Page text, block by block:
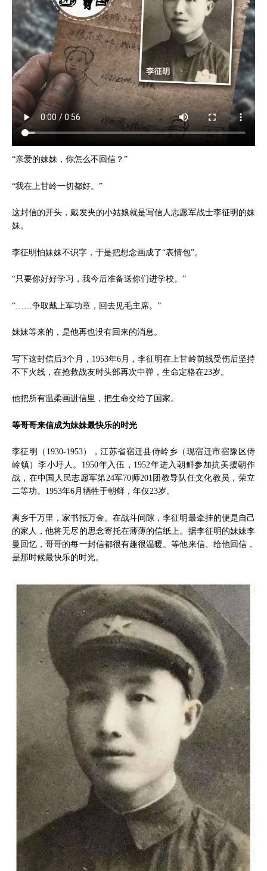
“亲爱的妹妹，你怎么不回信？”
“我在上甘岭一切都好。”
这封信的开头，戴发夹的小姑娘就是写信人志愿军战士李征明的妹
妹。
李征明怕妹妹不识字，于是把想念画成了“表情包”。
“只要你好好学习，我今后准备送你们进学校。”
“……争取戴上军功章，回去见毛主席。”
妹妹等来的，是他再也没有回来的消息。
写下这封信后3个月，1953年6月，李征明在上甘岭前线受伤后坚持
不下火线，在抢救战友时头部再次中弹，生命定格在23岁。
他把所有温柔画进信里，把生命交给了国家。
等哥哥来信成为妹妹最快乐的时光
李征明（1930-1953），江苏省宿迁县侍岭乡（现宿迁市宿豫区侍
岭镇）李小圩人。1950年入伍，1952年进入朝鲜参加抗美援朝作
战，在中国人民志愿军第24军70师201团教导队任文化教员，荣立
二等功。1953年6月牺牲于朝鲜，年仅23岁。
离乡千万里，家书抵万金。在战斗间隙，李征明最牵挂的便是自己
的家人，他将无尽的思念寄托在薄薄的信纸上。据李征明的妹妹李
曼回忆，哥哥的每一封信都很有趣很温暖。等他来信、给他回信，
是那时候最快乐的时光。